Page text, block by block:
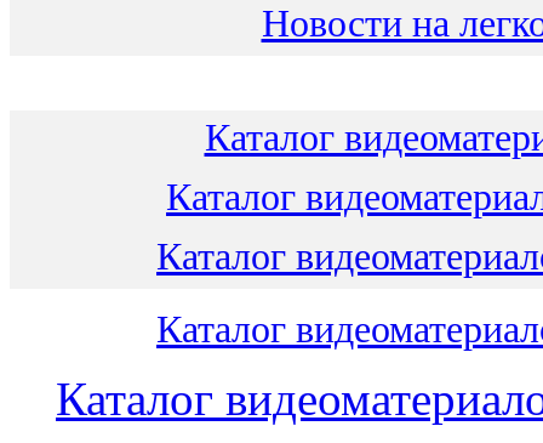
Новости на
Каталог
Каталог
Каталог
Каталог
Каталог